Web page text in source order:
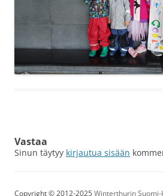
Vastaa
Sinun täytyy kirjautua sisään
Copyright © 2012-2025Winterthurin Suomi-